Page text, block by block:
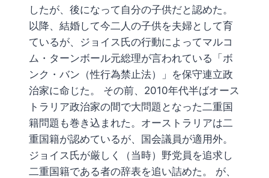
したが、後になって自分の子供だと認めた。
以降、結婚して今二人の子供を夫婦として育
ているが、ジョイス氏の行動によってマルコ
ム・ターンボール元総理が言われている「ボ
ンク・バン（性行為禁止法）」を保守連立政
治家に命じた。 その前、2010年代半ばオース
トラリア政治家の間で大問題となった二重国
籍問題も巻き込まれた。オーストラリアは二
重国籍が認めているが、国会議員が適用外。
ジョイス氏が厳しく（当時）野党員を追求し
二重国籍である者の辞表を追い詰めた。 が、